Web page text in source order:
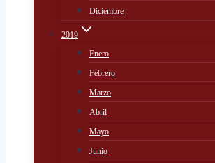
Diciembre
2019
Enero
Febrero
Marzo
Abril
Mayo
Junio